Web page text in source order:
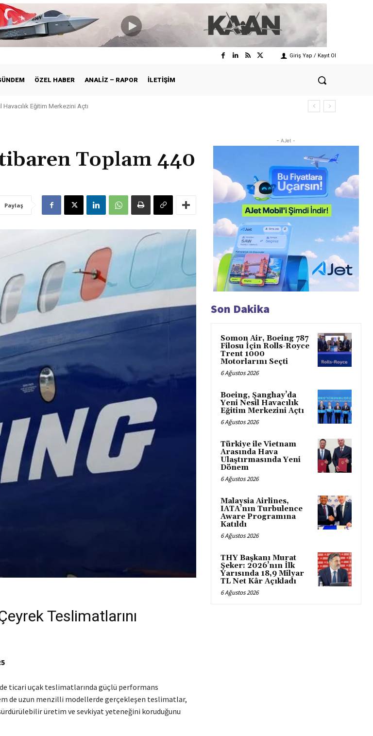
Giriş Yap / Kayıt Ol
ÖZEL HABER ANALIZ – RAPOR İLETIŞIM
Eğitim Merkezini Açtı
Toplam 440
Paylaş
Teslimatlarını
ticari uçak teslimatlarında güçlü performans
de uzun menzilli modellerde gerçekleşen teslimatlar,
üretim ve sevkiyat yeteneğini koruduğunu
- AJet -
Son Dakika
Somon Air, Boeing 787
Filosu İçin Rolls-Royce
Trent 1000
Motorlarını Seçti
6 Ağustos 2026
Boeing, Şanghay’da
Yeni Nesil Havacılık
Eğitim Merkezini Açtı
6 Ağustos 2026
Türkiye ile Vietnam
Arasında Hava
Ulaştırmasında Yeni
Dönem
6 Ağustos 2026
Malaysia Airlines,
IATA’nın Turbulence
Aware Programına
Katıldı
6 Ağustos 2026
THY Başkanı Murat
Şeker: 2026’nın İlk
Yarısında 18,9 Milyar
TL Net Kâr Açıkladı
6 Ağustos 2026